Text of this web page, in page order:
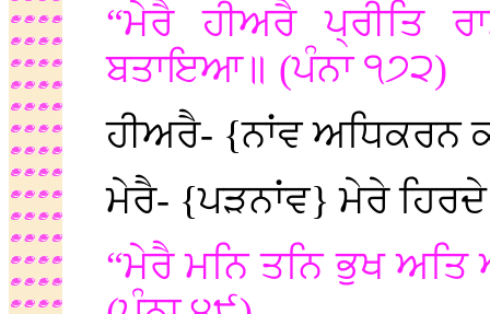
“ਮੇਰੈ ਹੀਅਰੈ ਪ੍ਰੀਤਿ
ਬਤਾਇਆ॥ (ਪੰਨਾ ੧੭੨)
ਹੀਅਰੈ- {ਨਾਂਵ ਅਧਿਕਰਨ
ਮੇਰੈ- {ਪੜਨਾਂਵ} ਮੇਰੇ
“ਮੇਰੈ ਮਨਿ ਤਨਿ ਭੁਖ